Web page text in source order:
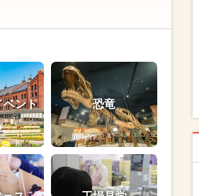
ベント 恐竜